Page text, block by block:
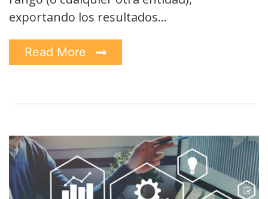
exportando los resultados…
Read More